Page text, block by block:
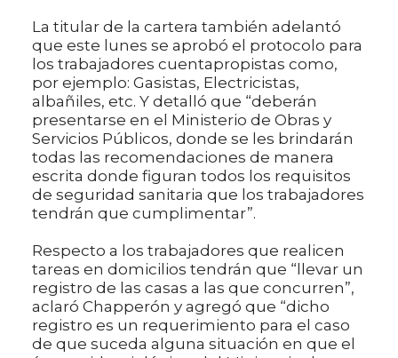
La titular de la cartera también adelantó
que este lunes se aprobó el protocolo para
los trabajadores cuentapropistas como,
por ejemplo: Gasistas, Electricistas,
albañiles, etc. Y detalló que “deberán
presentarse en el Ministerio de Obras y
Servicios Públicos, donde se les brindarán
todas las recomendaciones de manera
escrita donde figuran todos los requisitos
de seguridad sanitaria que los trabajadores
tendrán que cumplimentar”.
Respecto a los trabajadores que realicen
tareas en domicilios tendrán que “llevar un
registro de las casas a las que concurren”,
aclaró Chapperón y agregó que “dicho
registro es un requerimiento para el caso
de que suceda alguna situación en que el